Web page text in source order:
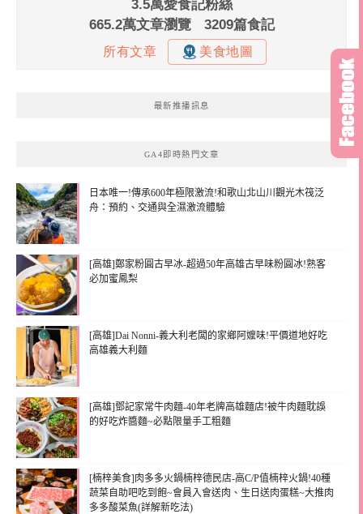
最新推播訊息
GA4即時熱門文章
日本唯一!傳承600年極限激流!和歌山北山川觀光木筏泛
舟：預約、交通與全濕激流體驗
[高雄]鄭家粉圓古早冰-超過50年高雄古早味粉圓冰!熟客
必加蜜鳳梨
[高雄]Dai Nonni-義大利老闆的家鄉阿嬤味!平價道地好吃
高雄義大利麵
[高雄]鄧記家常牛肉麵-40年老牌高雄麵店!被牛肉麵耽誤
的好吃炸醬麵~必點限量手工粗麵
[楠梓美食]肉多多火鍋楠梓德民店-高C/P值楠梓火鍋!40種
蔬菜自助吧吃到飽~會員入會送肉、生日送肉蛋糕~大推肉
多多酸菜魚(詳解新吃法)